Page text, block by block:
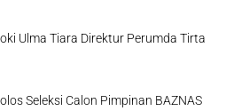
Ulma Tiara Direktur Perumda Tirta
Seleksi Calon Pimpinan BAZNAS